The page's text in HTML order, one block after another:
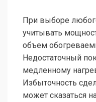
При выборе
учитывать
объем
Недостаточный
медленному
Избыточность
может сказаться